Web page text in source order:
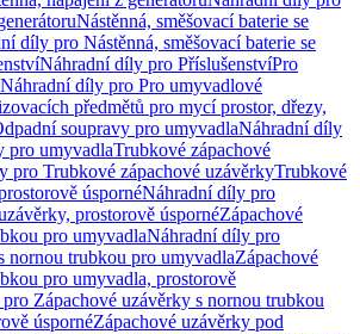
Nástěnná, směšovací baterie se
díly pro Nástěnná, směšovací baterie se
Náhradní díly pro PříslušenstvíPro
Náhradní díly pro Pro umyvadlové
předmětů pro mycí prostor, dřezy,
soupravy pro umyvadlaNáhradní díly
pro umyvadlaTrubkové zápachové
pro Trubkové zápachové uzávěrkyTrubkové
úspornéNáhradní díly pro
prostorově úspornéZápachové
pro umyvadlaNáhradní díly pro
nornou trubkou pro umyvadlaZápachové
pro umyvadla, prostorově
Zápachové uzávěrky s nornou trubkou
úspornéZápachové uzávěrky pod